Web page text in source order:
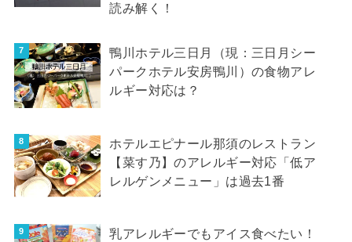
読み解く！
鴨川ホテル三日月（現：三日月シー
パークホテル安房鴨川）の食物アレ
ルギー対応は？
ホテルエピナール那須のレストラン
【菜す乃】のアレルギー対応「低ア
レルゲンメニュー」は過去1番
乳アレルギーでもアイス食べたい！